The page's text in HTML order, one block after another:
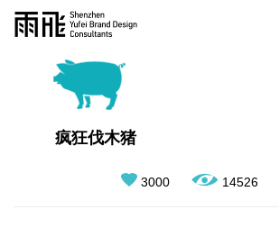
疯狂伐木猪
3000 14526